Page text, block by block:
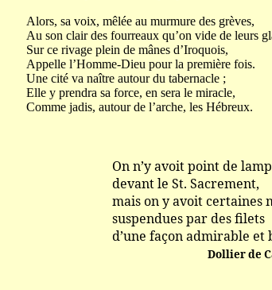
Alors, sa voix, mêlée au murmure des grèves,
Au son clair des fourreaux qu’on vide de leurs
Sur ce rivage plein de mânes d’Iroquois,
Appelle l’Homme-Dieu pour la première fois.
Une cité va naître autour du tabernacle ;
Elle y prendra sa force, en sera le miracle,
Comme jadis, autour de l’arche, les Hébreux.
On n’y avoit point de lampes
devant le St. Sacrement,
mais on y avoit certaines
suspendues par des filets
d’une façon admirable et
Dollier de